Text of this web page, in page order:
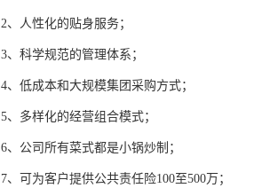
2、人性化的贴身服务；
3、科学规范的管理体系；
4、低成本和大规模集团采购方式；
5、多样化的经营组合模式；
6、公司所有菜式都是小锅炒制；
7、可为客户提供公共责任险100至500万；